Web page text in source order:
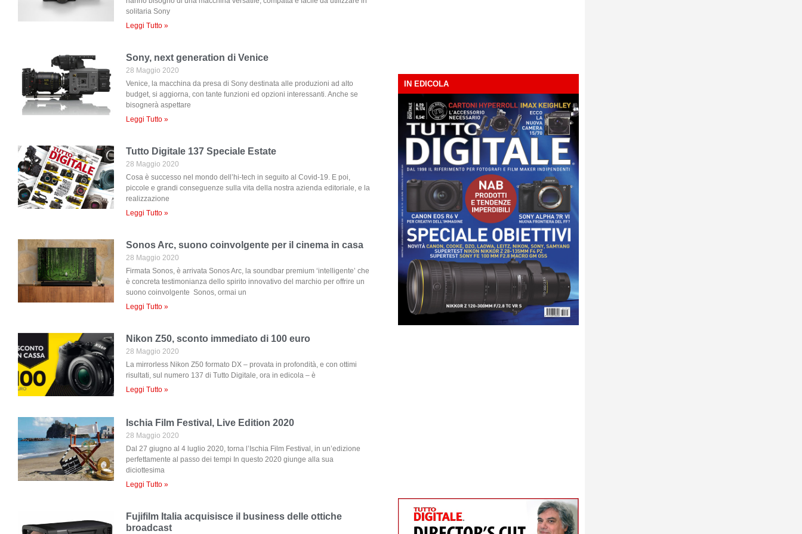
solitaria Sony
Leggi Tutto »
Sony, next generation di Venice
28 Maggio 2020
Venice, la macchina da presa di Sony destinata alle produzioni ad alto
budget, si aggiorna, con tante funzioni ed opzioni interessanti. Anche se
bisognerà aspettare
Leggi Tutto »
Tutto Digitale 137 Speciale Estate
28 Maggio 2020
Cosa è successo nel mondo dell’hi-tech in seguito al Covid-19. E poi,
piccole e grandi conseguenze sulla vita della nostra azienda editoriale, e la
realizzazione
Leggi Tutto »
Sonos Arc, suono coinvolgente per il cinema in casa
28 Maggio 2020
Firmata Sonos, è arrivata Sonos Arc, la soundbar premium ‘intelligente’ che
è concreta testimonianza dello spirito innovativo del marchio per offrire un
suono coinvolgente Sonos, ormai un
Leggi Tutto »
Nikon Z50, sconto immediato di 100 euro
28 Maggio 2020
La mirrorless Nikon Z50 formato DX – provata in profondità, e con ottimi
risultati, sul numero 137 di Tutto Digitale, ora in edicola – è
Leggi Tutto »
Ischia Film Festival, Live Edition 2020
28 Maggio 2020
Dal 27 giugno al 4 luglio 2020, torna l’Ischia Film Festival, in un’edizione
perfettamente al passo dei tempi In questo 2020 giunge alla sua
diciottesima
Leggi Tutto »
Fujifilm Italia acquisisce il business delle ottiche
broadcast
IN EDICOLA